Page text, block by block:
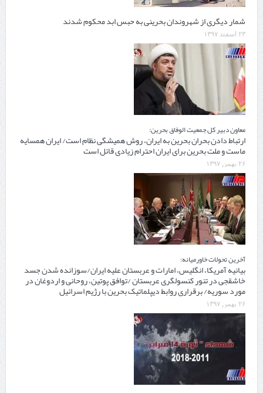
شمار دیگری از شهروندان بحرینی به حبس ابد محکوم شدند
۲۳ اسفند ۱۳۹۷
معاون دبیر کل جمعیت الوفاق بحرین:
ارتباط دادن بحران بحرین به ایران، روش همیشگی نظام است/ ایران همسایه
ماست و ملت بحرین برای ایران احترام زیادی قائل است
۲۶ بهمن ۱۳۹۷
آخرین تحولات خاورمیانه:
بیانیه آمریکا، انگلیس، امارات و عربستان علیه ایران/سوزانده شدن جسد
خاشقجی در تنور کنسولگری عربستان /توافق پوتین، روحانی و اردوغان در
مورد سوریه/ برقراری روابط دیپلماتیک بحرین با رژیم اسرائیل
۲۶ بهمن ۱۳۹۷